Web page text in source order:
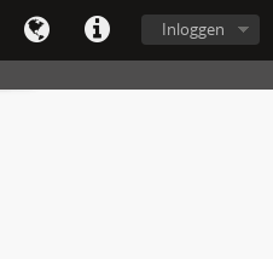
Inloggen